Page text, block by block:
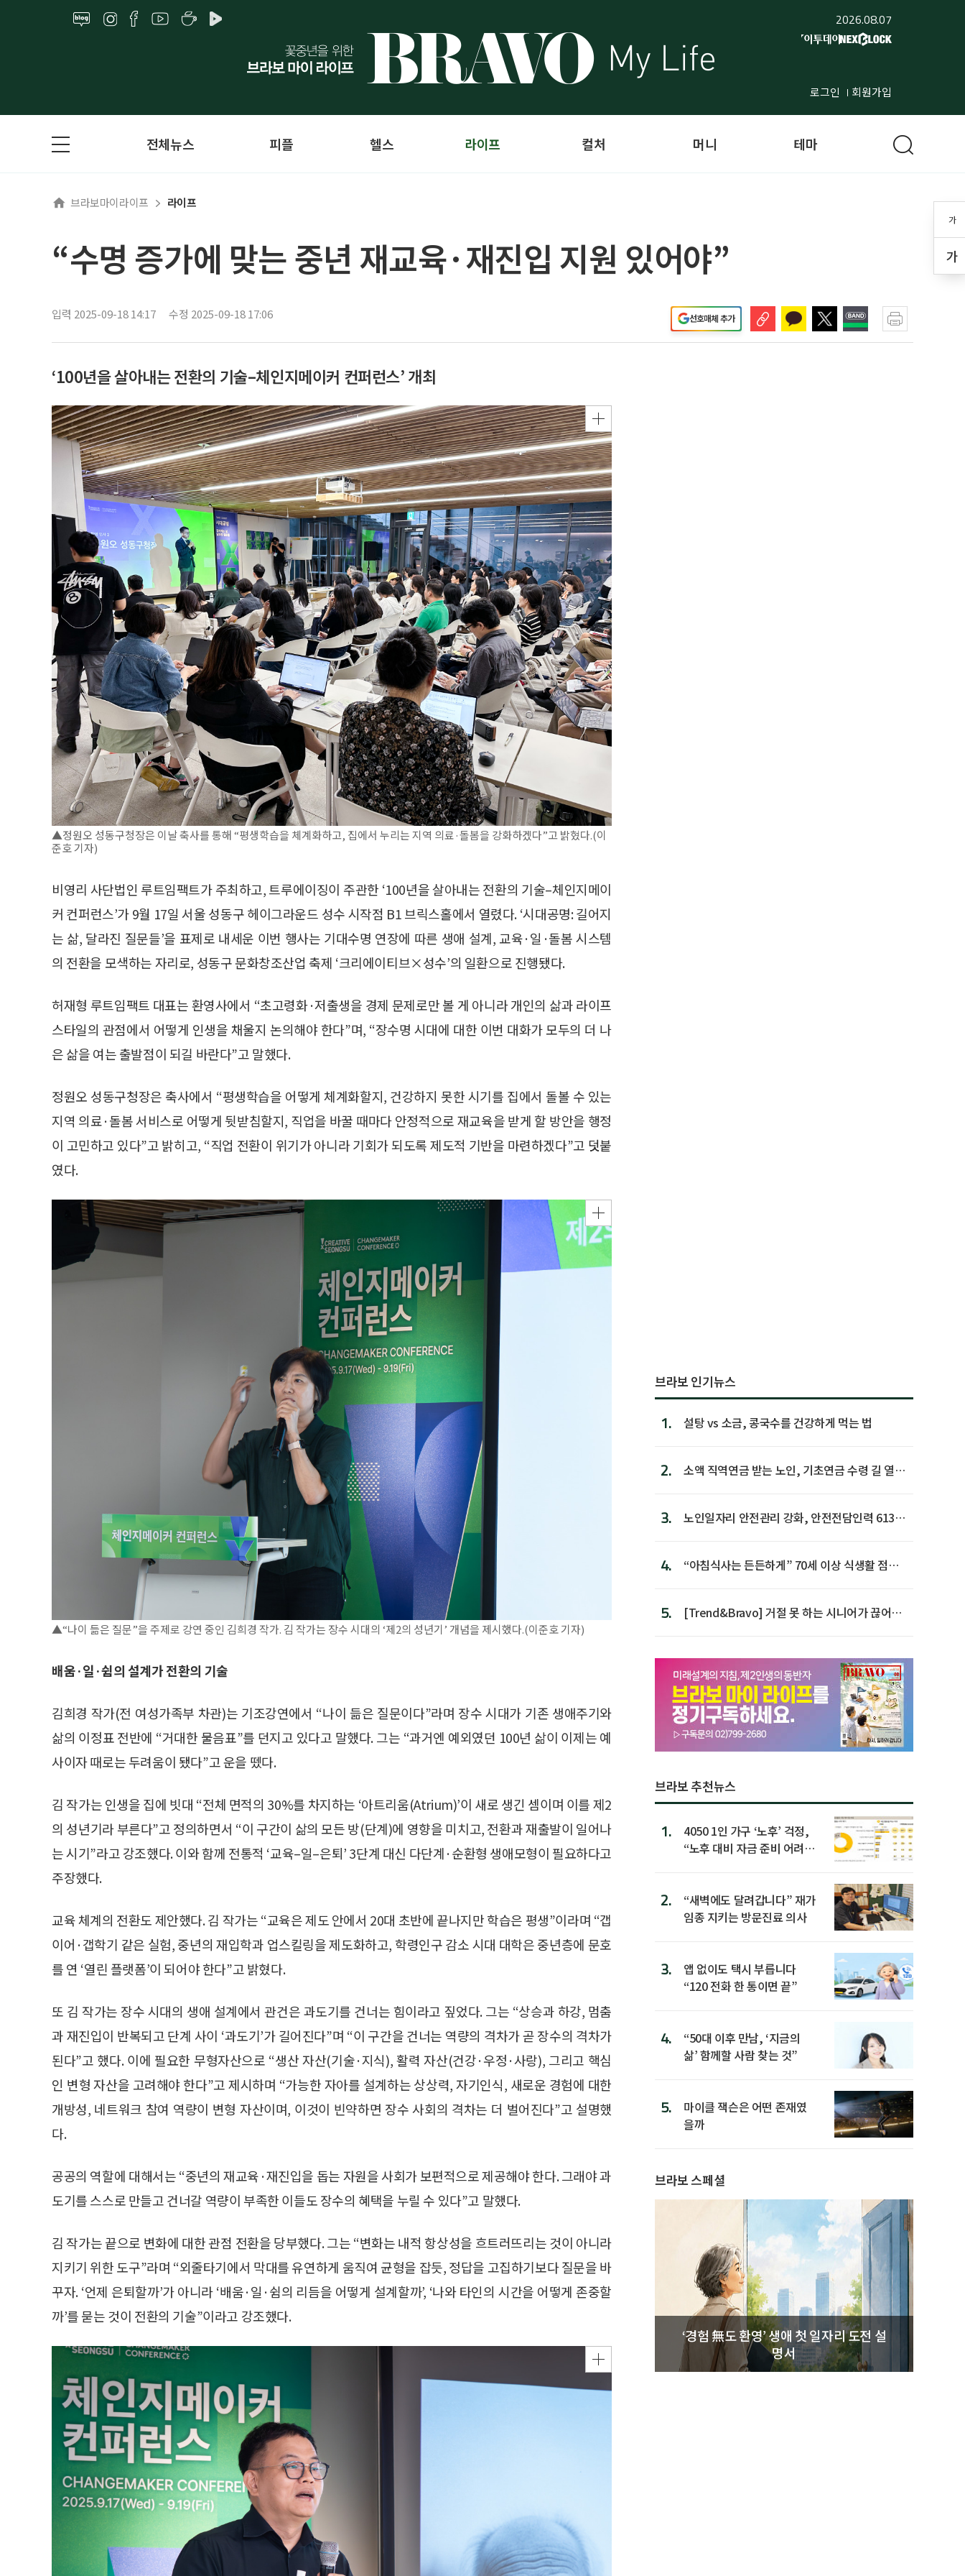
2026.08.07
로그인 회원가입
가
가
전체뉴스 피플 헬스 라이프 컬처 머니 테마
브라보마이라이프 라이프
“수명 증가에 맞는 중년 재교육·재진입 지원 있어야”
입력 2025-09-18 14:17 수정 2025-09-18 17:06 선호매체 추가
‘100년을 살아내는 전환의 기술–체인지메이커 컨퍼런스’ 개최
▲정원오 성동구청장은 이날 축사를 통해 “평생학습을 체계화하고, 집에서 누리는 지역 의료·돌봄을 강화하겠다”고 밝혔다.(이
준호 기자)
비영리 사단법인 루트임팩트가 주최하고, 트루에이징이 주관한 ‘100년을 살아내는 전환의 기술–체인지메이
커 컨퍼런스’가 9월 17일 서울 성동구 헤이그라운드 성수 시작점 B1 브릭스홀에서 열렸다. ‘시대공명: 길어지
는 삶, 달라진 질문들’을 표제로 내세운 이번 행사는 기대수명 연장에 따른 생애 설계, 교육·일·돌봄 시스템
의 전환을 모색하는 자리로, 성동구 문화창조산업 축제 ‘크리에이티브×성수’의 일환으로 진행됐다.
허재형 루트임팩트 대표는 환영사에서 “초고령화·저출생을 경제 문제로만 볼 게 아니라 개인의 삶과 라이프
스타일의 관점에서 어떻게 인생을 채울지 논의해야 한다”며, “장수명 시대에 대한 이번 대화가 모두의 더 나
은 삶을 여는 출발점이 되길 바란다”고 말했다.
정원오 성동구청장은 축사에서 “평생학습을 어떻게 체계화할지, 건강하지 못한 시기를 집에서 돌볼 수 있는
지역 의료·돌봄 서비스로 어떻게 뒷받침할지, 직업을 바꿀 때마다 안정적으로 재교육을 받게 할 방안을 행정
이 고민하고 있다”고 밝히고, “직업 전환이 위기가 아니라 기회가 되도록 제도적 기반을 마련하겠다”고 덧붙
였다.
▲“나이 듦은 질문”을 주제로 강연 중인 김희경 작가. 김 작가는 장수 시대의 ‘제2의 성년기’ 개념을 제시했다.(이준호 기자)
배움·일·쉼의 설계가 전환의 기술
김희경 작가(전 여성가족부 차관)는 기조강연에서 “나이 듦은 질문이다”라며 장수 시대가 기존 생애주기와
삶의 이정표 전반에 “거대한 물음표”를 던지고 있다고 말했다. 그는 “과거엔 예외였던 100년 삶이 이제는 예
사이자 때로는 두려움이 됐다”고 운을 뗐다.
김 작가는 인생을 집에 빗대 “전체 면적의 30%를 차지하는 ‘아트리움(Atrium)’이 새로 생긴 셈이며 이를 제2
의 성년기라 부른다”고 정의하면서 “이 구간이 삶의 모든 방(단계)에 영향을 미치고, 전환과 재출발이 일어나
는 시기”라고 강조했다. 이와 함께 전통적 ‘교육–일–은퇴’ 3단계 대신 다단계·순환형 생애모형이 필요하다고
주장했다.
교육 체계의 전환도 제안했다. 김 작가는 “교육은 제도 안에서 20대 초반에 끝나지만 학습은 평생”이라며 “갭
이어·갭학기 같은 실험, 중년의 재입학과 업스킬링을 제도화하고, 학령인구 감소 시대 대학은 중년층에 문호
를 연 ‘열린 플랫폼’이 되어야 한다”고 밝혔다.
또 김 작가는 장수 시대의 생애 설계에서 관건은 과도기를 건너는 힘이라고 짚었다. 그는 “상승과 하강, 멈춤
과 재진입이 반복되고 단계 사이 ‘과도기’가 길어진다”며 “이 구간을 건너는 역량의 격차가 곧 장수의 격차가
된다”고 했다. 이에 필요한 무형자산으로 “생산 자산(기술·지식), 활력 자산(건강·우정·사랑), 그리고 핵심
인 변형 자산을 고려해야 한다”고 제시하며 “가능한 자아를 설계하는 상상력, 자기인식, 새로운 경험에 대한
개방성, 네트워크 참여 역량이 변형 자산이며, 이것이 빈약하면 장수 사회의 격차는 더 벌어진다”고 설명했
다.
공공의 역할에 대해서는 “중년의 재교육·재진입을 돕는 자원을 사회가 보편적으로 제공해야 한다. 그래야 과
도기를 스스로 만들고 건너갈 역량이 부족한 이들도 장수의 혜택을 누릴 수 있다”고 말했다.
김 작가는 끝으로 변화에 대한 관점 전환을 당부했다. 그는 “변화는 내적 항상성을 흐트러뜨리는 것이 아니라
지키기 위한 도구”라며 “외줄타기에서 막대를 유연하게 움직여 균형을 잡듯, 정답을 고집하기보다 질문을 바
꾸자. ‘언제 은퇴할까’가 아니라 ‘배움·일·쉼의 리듬을 어떻게 설계할까’, ‘나와 타인의 시간을 어떻게 존중할
까’를 묻는 것이 전환의 기술”이라고 강조했다.
브라보 인기뉴스
1. 설탕 vs 소금, 콩국수를 건강하게 먹는 법
2.
소액 직역연금 받는 노인, 기초연금 수령 길 열린
3.
노인일자리 안전관리 강화, 안전전담인력 613명
4.
“아침식사는 든든하게” 70세 이상 식생활 점수
5.
[Trend&Bravo] 거절 못 하는 시니어가 끊어야
브라보 추천뉴스
1.
4050 1인 가구 ‘노후’ 걱정,
“노후 대비 자금 준비 어려
2.
“새벽에도 달려갑니다” 재가
임종 지키는 방문진료 의사
3.
앱 없이도 택시 부릅니다
“120 전화 한 통이면 끝”
4.
“50대 이후 만남, ‘지금의
삶’ 함께할 사람 찾는 것”
5.
마이클 잭슨은 어떤 존재였
을까
브라보 스페셜
‘경험 無도 환영’ 생애 첫 일자리 도전 설
명서